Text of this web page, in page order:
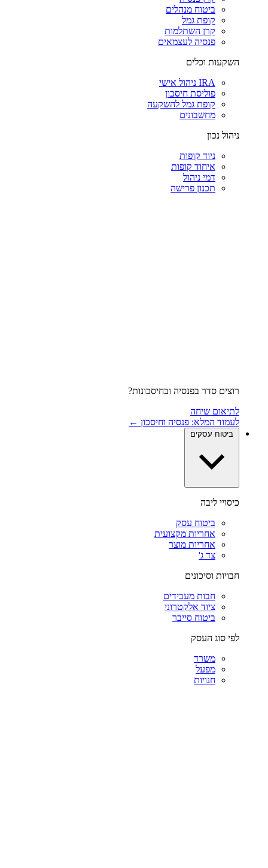
ביטוח מנהלים
קופת גמל
קרן השתלמות
פנסיה לעצמאים
השקעות וכלים
IRA ניהול אישי
פוליסת חיסכון
קופת גמל להשקעה
מחשבונים
ניהול נכון
ניוד קופות
איחוד קופות
דמי ניהול
תכנון פרישה
רוצים סדר בפנסיה ובחיסכונות?
לתיאום שיחה
לעמוד המלא: פנסיה וחיסכון ←
ביטוח עסקים
כיסויי ליבה
ביטוח עסק
אחריות מקצועית
אחריות מוצר
צד ג'
חבויות וסיכונים
חבות מעבידים
ציוד אלקטרוני
ביטוח סייבר
לפי סוג העסק
משרד
מפעל
חנויות